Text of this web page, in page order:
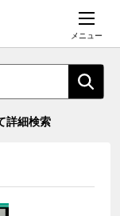
メニュー
詳細検索